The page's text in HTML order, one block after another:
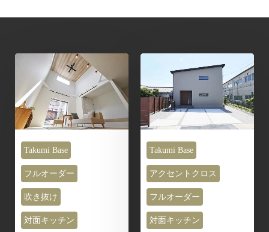
Takumi Base
フルオーダー
吹き抜け
対面キッチン
Takumi Base
アクセントクロス
フルオーダー
対面キッチン